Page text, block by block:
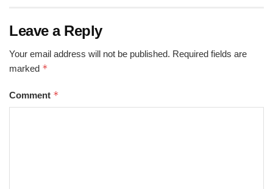
Leave a Reply
Your email address will not be published. Required fields are
marked *
Comment *